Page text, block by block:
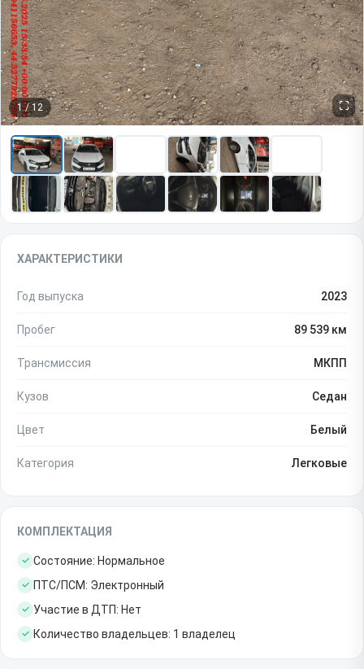
1/12
ХАРАКТЕРИСТИКИ
Год выпуска 2023
Пробег 89 539 км
Трансмиссия МКПП
Кузов Седан
Цвет Белый
Категория Легковые
КОМПЛЕКТАЦИЯ
Состояние: Нормальное
ПТС/ПСМ: Электронный
Участие в ДТП: Нет
Количество владельцев: 1 владелец